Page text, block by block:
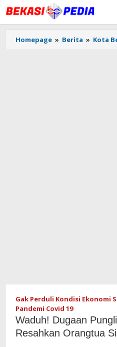
Lewati
ke
konten
Homepage » Berita » Kota
Gak Perduli Kondisi Ekonomi
Pandemi Covid 19
Waduh! Dugaan
Resahkan Orangtua